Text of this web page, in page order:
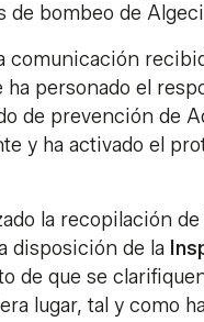
de bombeo de
comunicación
ha personado el
de prevención de
y ha activado el
la recopilación
disposición de la
de que se
lugar, tal y como